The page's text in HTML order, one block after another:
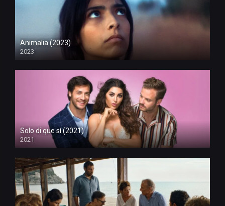
Animalia (2023)
2023
Solo di que sí (2021)
2021